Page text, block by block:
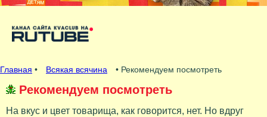
Главная • Всякая всячина • Рекомендуем посмотреть
Рекомендуем посмотреть
На вкус и цвет товарища, как говорится, нет. Но вдруг